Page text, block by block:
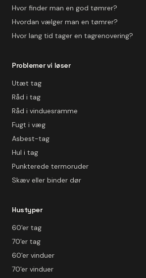
Hvor finder man en god tømrer?
Hvordan vælger man en tømrer?
Hvor lang tid tager en tagrenovering?
Problemer vi løser
Utæt tag
Råd i tag
Råd i vinduesramme
Fugt i væg
Asbest-tag
Hul i tag
Punkterede termoruder
Skæv eller binder dør
Hustyper
60'er tag
70'er tag
60'er vinduer
70'er vinduer